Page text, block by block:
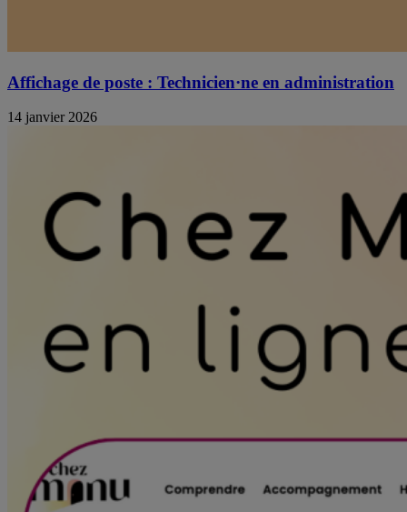
Affichage de poste : Technicien·ne en administration
14 janvier 2026